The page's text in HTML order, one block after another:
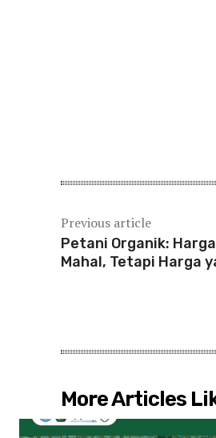
Previous article
Petani Organik:
Mahal, Tetapi Harga
More Articles